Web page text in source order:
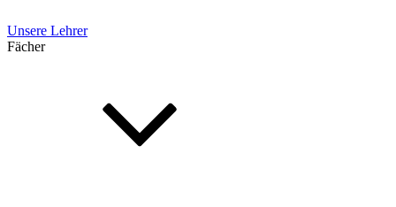
Unsere Lehrer
Fächer